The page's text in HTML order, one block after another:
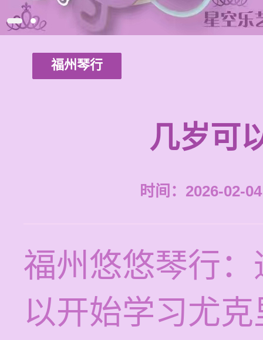
福州琴行
几岁可
时间：2026-02-
福州悠悠琴行
以开始学习尤